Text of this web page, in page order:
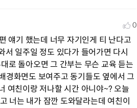
0
얘기 했는데 너무 자기인게 티 난다고
일주일 정도 있다가 들어가면 다시
로 돌아오면 그 간부는 무슨 교육 듣는
화면도 보여주고 동기들도 옆에서 그
여친이랑 저나할 시간 아니야~? 오늘
너는 내가 잠깐 도와달라는데 여친이